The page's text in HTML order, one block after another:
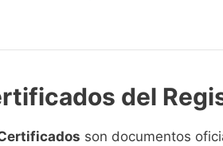
del
son documentos